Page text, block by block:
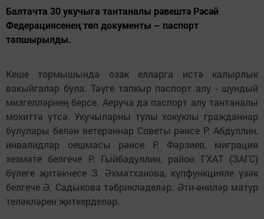
Балтачта 30 укучыга тантаналы рәвештә Рәсәй
Федерациясенең төп документы – паспорт
тапшырылды.
Кеше тормышында озак елларга истә калырлык
вакыйгалар була. Тәүге тапкыр паспорт алу - шундый
мизгелләрнең берсе. Аеруча да паспорт алу тантаналы
мохиттә үтсә. Укучыларны тулы хокуклы гражданнар
булулары белән ветераннар Советы рәисе Р. Абдуллин,
инвалидлар оешмасы рәисе Р. Фәрзиев, миграция
хезмәте белгече Р. Гыйбадуллин, район ГХАТ (ЗАГС)
бүлеге җитәкчесе З. Әхмәтханова, күпфункцияле үзәк
белгече Ә. Садыкова тәбрикләделәр. Әти-әниләр матур
теләкләрен җиткерделәр.